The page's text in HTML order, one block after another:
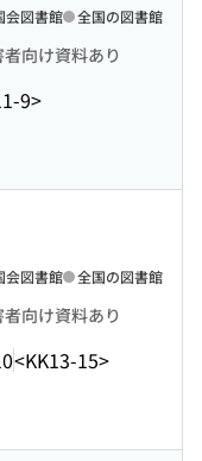
者向け資料あり
9>
会図書館 全国の図書館
者向け資料あり
<KK13-15>
会図書館 全国の図書館